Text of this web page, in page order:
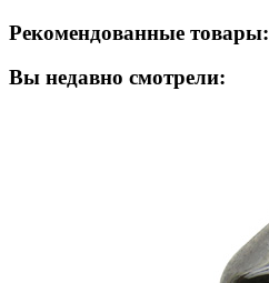
Рекомендованные товары:
Вы недавно смотрели: